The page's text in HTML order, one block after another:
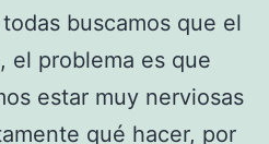
buscamos que el
el problema es que
estar muy nerviosas
qué hacer, por